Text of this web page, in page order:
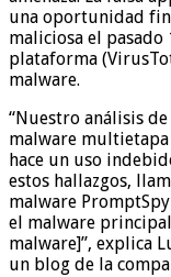
una oportunidad
maliciosa el
plataforma
malware.
“Nuestro análisis
malware
hace un uso
estos hallazgos,
malware
el malware
malware]”, explica
un blog de la